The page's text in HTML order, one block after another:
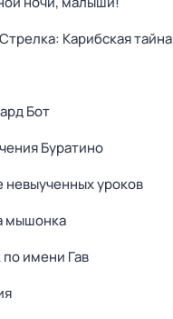
Карибская тайна
Бот
Буратино
невыученных уроков
мышонка
по имени Гав